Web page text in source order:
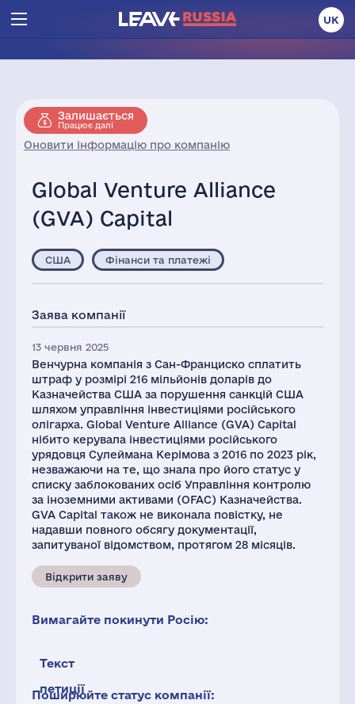
UK
Залишається
Працює далі
Оновити інформацію про компанію
Global Venture Alliance
(GVA) Capital
США Фінанси та платежі
Заява компанії
13 червня 2025
Венчурна компанія з Сан-Франциско сплатить
штраф у розмірі 216 мільйонів доларів до
Казначейства США за порушення санкцій США
шляхом управління інвестиціями російського
олігарха. Global Venture Alliance (GVA) Capital
нібито керувала інвестиціями російського
урядовця Сулеймана Керімова з 2016 по 2023 рік,
незважаючи на те, що знала про його статус у
списку заблокованих осіб Управління контролю
за іноземними активами (OFAC) Казначейства.
GVA Capital також не виконала повістку, не
надавши повного обсягу документації,
запитуваної відомством, протягом 28 місяців.
Відкрити заяву
Вимагайте покинути Росію:
Текст
петиції
Поширюйте статус компанії: